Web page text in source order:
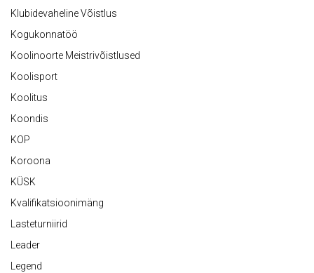
Klubidevaheline Võistlus
Kogukonnatöö
Koolinoorte Meistrivõistlused
Koolisport
Koolitus
Koondis
KOP
Koroona
KÜSK
Kvalifikatsioonimäng
Lasteturniirid
Leader
Legend